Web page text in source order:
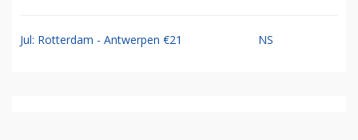
Jul: Rotterdam - Antwerpen €21 NS